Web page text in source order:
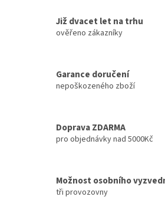
Již dvacet let na trhu
ověřeno zákazníky
Garance doručení
nepoškozeného zboží
Doprava ZDARMA
pro objednávky nad 5000Kč
Možnost osobního
tři provozovny